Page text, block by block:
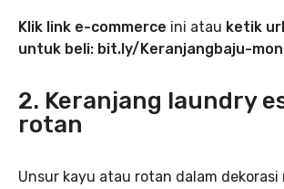
Klik link e-commerce ini atau ketik
untuk beli: bit.ly/Keranjangbaju-
2. Keranjang laundry
rotan
Unsur kayu atau rotan dalam dekorasi